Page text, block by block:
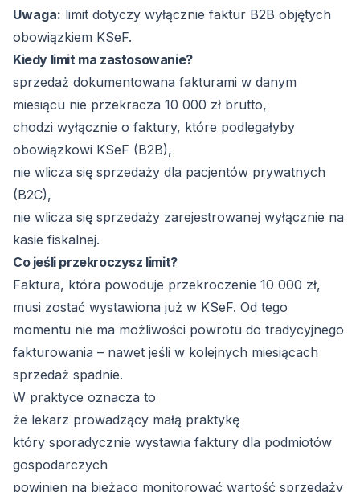
Uwaga: limit dotyczy wyłącznie faktur B2B objętych
obowiązkiem KSeF.
Kiedy limit ma zastosowanie?
sprzedaż dokumentowana fakturami w danym
miesiącu nie przekracza 10 000 zł brutto,
chodzi wyłącznie o faktury, które podlegałyby
obowiązkowi KSeF (B2B),
nie wlicza się sprzedaży dla pacjentów prywatnych
(B2C),
nie wlicza się sprzedaży zarejestrowanej wyłącznie na
kasie fiskalnej.
Co jeśli przekroczysz limit?
Faktura, która powoduje przekroczenie 10 000 zł,
musi zostać wystawiona już w KSeF. Od tego
momentu nie ma możliwości powrotu do tradycyjnego
fakturowania – nawet jeśli w kolejnych miesiącach
sprzedaż spadnie.
W praktyce oznacza to
że lekarz prowadzący małą praktykę
który sporadycznie wystawia faktury dla podmiotów
gospodarczych
powinien na bieżąco monitorować wartość sprzedaży